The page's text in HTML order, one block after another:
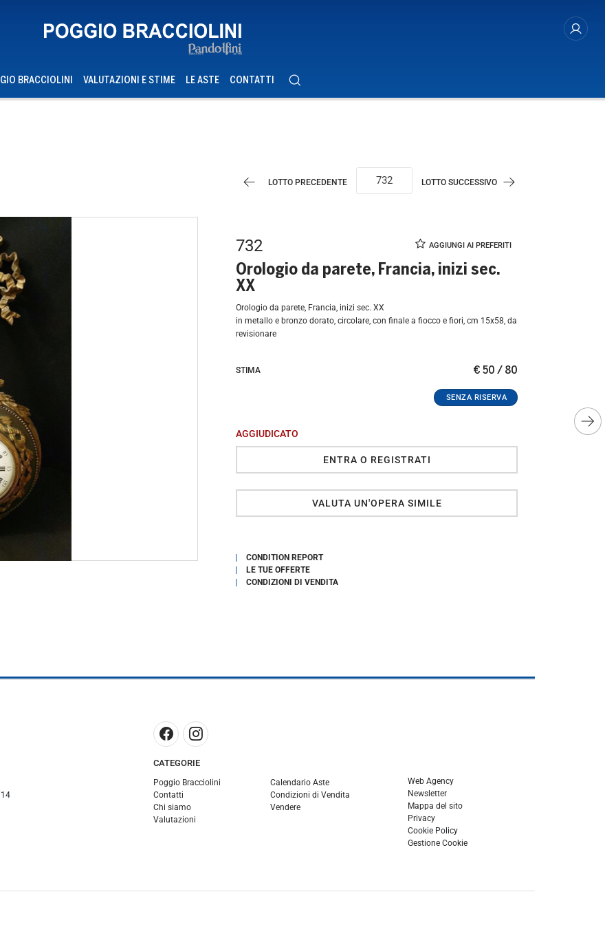
BRACCIOLINI VALUTAZIONI E STIME LE ASTE CONTATTI
LOTTO PRECEDENTE LOTTO SUCCESSIVO
732
Orologio da parete, Francia, inizi sec.
XX
Orologio da parete, Francia, inizi sec. XX
in metallo e bronzo dorato, circolare, con finale a fiocco e fiori, cm 15x58, da
revisionare
€ 50 / 80
STIMA
AGGIUDICATO
ENTRA O REGISTRATI
VALUTA UN'OPERA SIMILE
CONDITION REPORT
LE TUE OFFERTE
CONDIZIONI DI VENDITA
CATEGORIE
Poggio Bracciolini
Calendario Aste
Contatti
Condizioni di Vendita
Chi siamo
Vendere
Valutazioni
Web Agency
Newsletter
Mappa del sito
Privacy
Cookie Policy
Gestione Cookie